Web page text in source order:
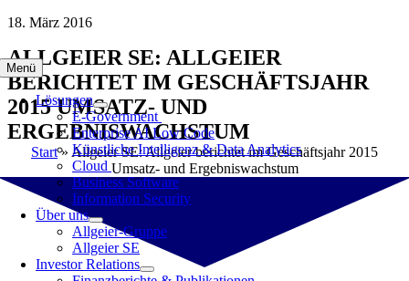
Zum
springen
Menü
Lösungen
E-Government
Enterprise AI Low Code
Künstliche Intelligenz & Data Analytics
Cloud
Business Software
Information Security
Über uns
Allgeier-Gruppe
Allgeier SE
Investor Relations
18. März 2016
ALLGEIER SE: ALLGEIER
BERICHTET IM GESCHÄFTSJAHR
2015 UMSATZ- UND
ERGEBNISWACHSTUM
Start» Allgeier SE: Allgeier berichtet im Geschäftsjahr 2015
Umsatz- und Ergebniswachstum